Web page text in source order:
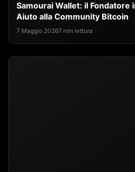
Samourai Wallet: il Fondatore
Aiuto alla Community Bitcoin
7 Maggio 20267 min lettura